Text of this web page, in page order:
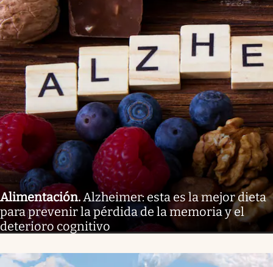
Alimentación.Alzheimer: esta es la mejor dieta
para prevenir la pérdida de la memoria y el
deterioro cognitivo